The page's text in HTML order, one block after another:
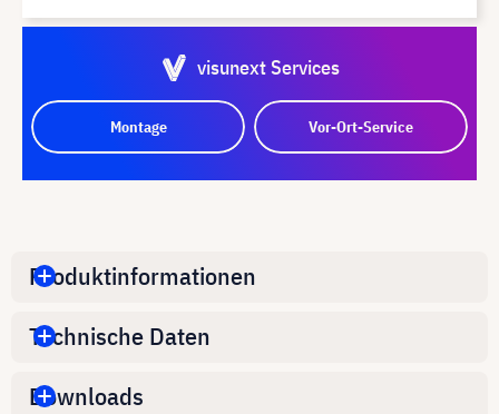
visunext Services
Montage Vor-Ort-Service
Produktinformationen
Technische Daten
Downloads